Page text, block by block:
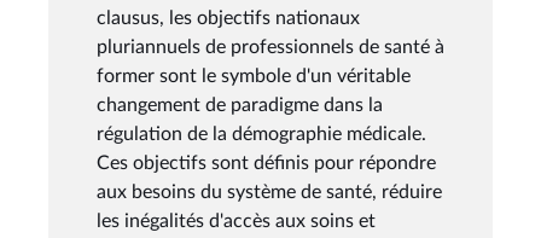
clausus, les objectifs nationaux
pluriannuels de professionnels de santé à
former sont le symbole d'un véritable
changement de paradigme dans la
régulation de la démographie médicale.
Ces objectifs sont définis pour répondre
aux besoins du système de santé, réduire
les inégalités d'accès aux soins et